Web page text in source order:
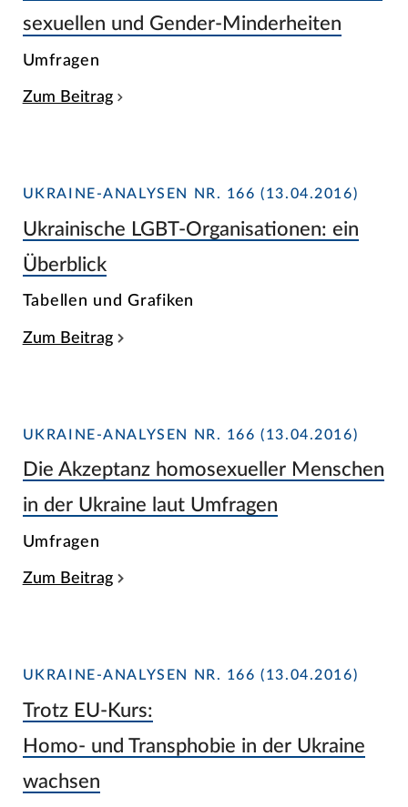
sexuellen und Gender-Minderheiten
Umfragen
Zum Beitrag
UKRAINE-ANALYSEN NR. 166 (13.04.2016)
Ukrainische LGBT-Organisationen: ein
Überblick
Tabellen und Grafiken
Zum Beitrag
UKRAINE-ANALYSEN NR. 166 (13.04.2016)
Die Akzeptanz homosexueller Menschen
in der Ukraine laut Umfragen
Umfragen
Zum Beitrag
UKRAINE-ANALYSEN NR. 166 (13.04.2016)
Trotz EU-Kurs:
Homo- und Transphobie in der Ukraine
wachsen